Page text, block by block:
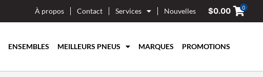
À propos Contact Services Nouvelles $0.00 0
ENSEMBLES MEILLEURS PNEUS MARQUES PROMOTIONS